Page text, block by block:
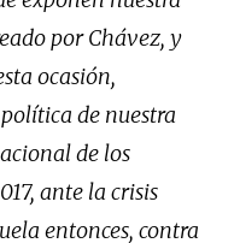
por Chávez, y
ocasión,
de nuestra
de los
ante la crisis
entonces, contra